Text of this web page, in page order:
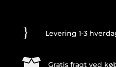
} Levering 1-3
 Gratis fragt ved